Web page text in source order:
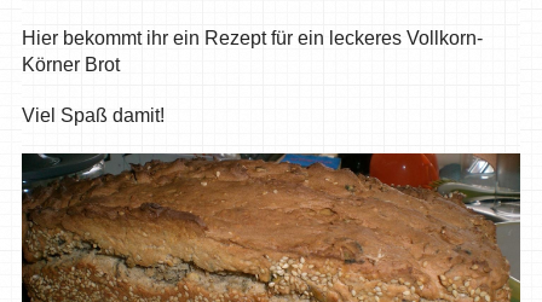
Hier bekommt ihr ein Rezept für ein leckeres Vollkorn-
Körner Brot
Viel Spaß damit!